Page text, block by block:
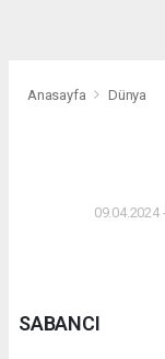
Anasayfa Dünya
09.04.2024
SABANCI